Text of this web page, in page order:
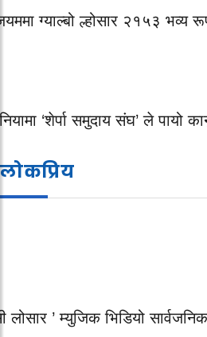
ग्याल्बो ल्होसार २१५३ भव्य
‘शेर्पा समुदाय संघ’ ले पायो
लोकप्रिय
लोसार ’ म्युजिक भिडियो